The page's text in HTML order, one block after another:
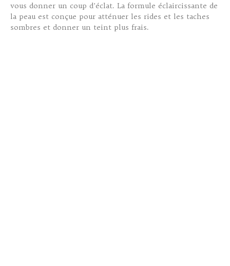
vous donner un coup d’éclat. La formule éclaircissante de
la peau est conçue pour atténuer les rides et les taches
sombres et donner un teint plus frais.